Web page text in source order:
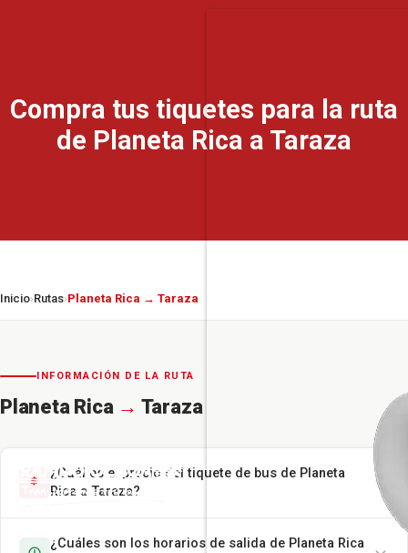
Compra tus tiquetes para la ruta
de Planeta Rica a Taraza
Inicio›Rutas›Planeta Rica → Taraza
INFORMACIÓN DE LA RUTA
Planeta Rica → Taraza
¿Cuál es el precio del tiquete de bus de Planeta
Rica a Taraza?
¿Cuáles son los horarios de salida de Planeta Rica